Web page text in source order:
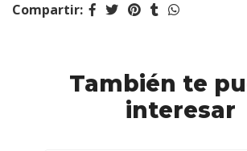
Compartir:
También te
interesar